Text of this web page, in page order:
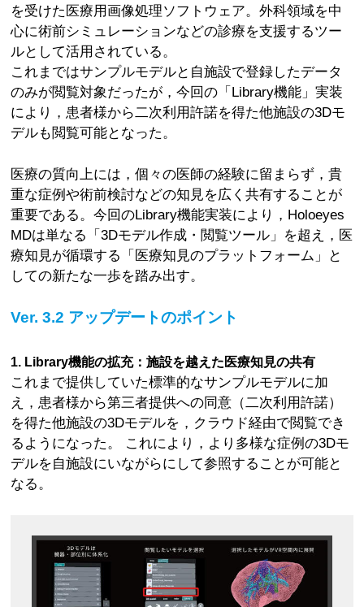
を受けた医療用画像処理ソフトウェア。外科領域を中
心に術前シミュレーションなどの診療を支援するツー
ルとして活用されている。
これまではサンプルモデルと自施設で登録したデータ
のみが閲覧対象だったが，今回の「Library機能」実装
により，患者様から二次利用許諾を得た他施設の3Dモ
デルも閲覧可能となった。
医療の質向上には，個々の医師の経験に留まらず，貴
重な症例や術前検討などの知見を広く共有することが
重要である。今回のLibrary機能実装により，Holoeyes
MDは単なる「3Dモデル作成・閲覧ツール」を超え，医
療知見が循環する「医療知見のプラットフォーム」と
しての新たな一歩を踏み出す。
Ver. 3.2 アップデートのポイント
1. Library機能の拡充：施設を越えた医療知見の共有
これまで提供していた標準的なサンプルモデルに加
え，患者様から第三者提供への同意（二次利用許諾）
を得た他施設の3Dモデルを，クラウド経由で閲覧でき
るようになった。 これにより，より多様な症例の3Dモ
デルを自施設にいながらにして参照することが可能と
なる。